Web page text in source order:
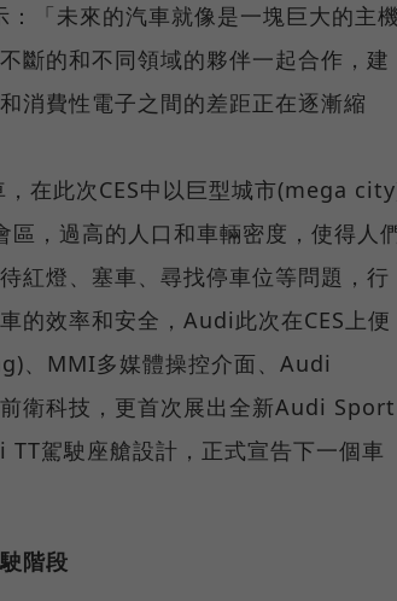
「未來的汽車就像是一塊巨大的主
斷的和不同領域的夥伴一起合作，建
消費性電子之間的差距正在逐漸縮
在此次CES中以巨型城市(mega
，過高的人口和車輛密度，使得人
紅燈、塞車、尋找停車位等問題，行
的效率和安全，Audi此次在CES上便
、MMI多媒體操控介面、Audi
衛科技，更首次展出全新Audi Sport
駕駛座艙設計，正式宣告下一個車
階段